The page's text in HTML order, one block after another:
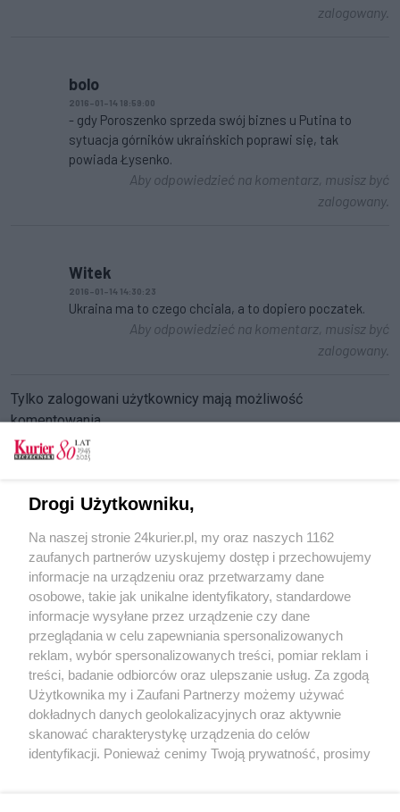
zalogowany.
bolo
2016-01-14 18:59:00
- gdy Poroszenko sprzeda swój biznes u Putina to
sytuacja górników ukraińskich poprawi się, tak
powiada Łysenko.
Aby odpowiedzieć na komentarz, musisz być
zalogowany.
Witek
2016-01-14 14:30:23
Ukraina ma to czego chciala, a to dopiero poczatek.
Aby odpowiedzieć na komentarz, musisz być
zalogowany.
Tylko zalogowani użytkownicy mają możliwość
komentowania
Zaloguj sięZarejestruj
CZYTAJ TAKŻE
Ciągniki znów w Szczecinie
POGODA
14℃
Zobacz prognozę na 3 dni
Drogi Użytkowniku,
Na naszej stronie 24kurier.pl, my oraz naszych 1162
zaufanych partnerów uzyskujemy dostęp i przechowujemy
informacje na urządzeniu oraz przetwarzamy dane
osobowe, takie jak unikalne identyfikatory, standardowe
informacje wysyłane przez urządzenie czy dane
przeglądania w celu zapewniania spersonalizowanych
reklam, wybór spersonalizowanych treści, pomiar reklam i
treści, badanie odbiorców oraz ulepszanie usług. Za zgodą
Użytkownika my i Zaufani Partnerzy możemy używać
dokładnych danych geolokalizacyjnych oraz aktywnie
skanować charakterystykę urządzenia do celów
identyfikacji. Ponieważ cenimy Twoją prywatność, prosimy